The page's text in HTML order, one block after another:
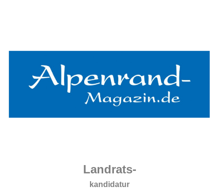
Landrats-
kandidatur